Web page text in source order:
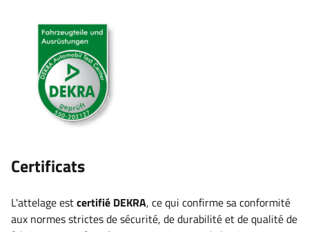
Certificats
L'attelage estcertifié DEKRA, ce qui confirme sa conformité
aux normes strictes de sécurité, de durabilité et de qualité de